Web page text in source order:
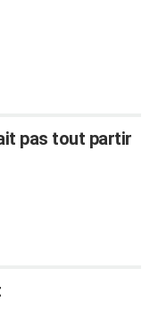
pas tout partir